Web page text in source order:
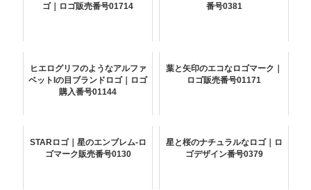
ゴ｜ロゴ販売番号01714
番号0381
ヒエログリフのようなアルファ
ベットIの目ブランドロゴ｜ロゴ
購入番号01144
葉と矢印のエコなロゴマーク｜
ロゴ販売番号01171
STARロゴ｜星のエンブレム-ロ
ゴマーク販売番号0130
星と桜のナチュラルなロゴ｜ロ
ゴデザイン番号0379